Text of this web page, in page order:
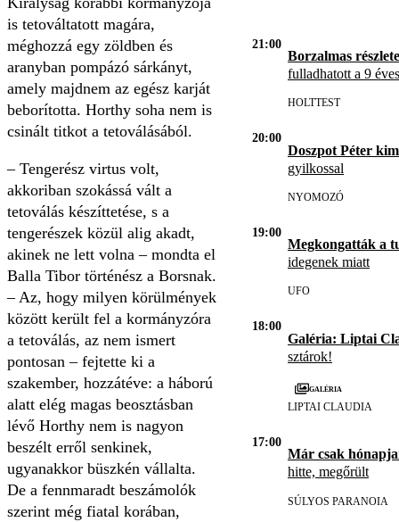
is tetováltatott magára,
méghozzá egy zöldben és
aranyban pompázó sárkányt,
amely majdnem az egész karját
beborította. Horthy soha nem is
csinált titkot a tetoválásából.
– Tengerész virtus volt,
akkoriban szokássá vált a
tetoválás készíttetése, s a
tengerészek közül alig akadt,
akinek ne lett volna – mondta el
Balla Tibor történész a Borsnak.
– Az, hogy milyen körülmények
között került fel a kormányzóra
a tetoválás, az nem ismert
pontosan – fejtette ki a
szakember, hozzátéve: a háború
alatt elég magas beosztásban
lévő Horthy nem is nagyon
beszélt erről senkinek,
ugyanakkor büszkén vállalta.
De a fennmaradt beszámolók
szerint még fiatal korában,
21:00
Borzalmas
fulladhatott a 9
HOLTTEST
20:00
Doszpot Péter
gyilkossal
NYOMOZÓ
19:00
Megkongatták a
idegenek miatt
UFO
18:00
Galéria: Liptai
sztárok!
Galéria
LIPTAI CLAUDIA
17:00
Már csak
hitte, megőrült
SÚLYOS PARANOIA